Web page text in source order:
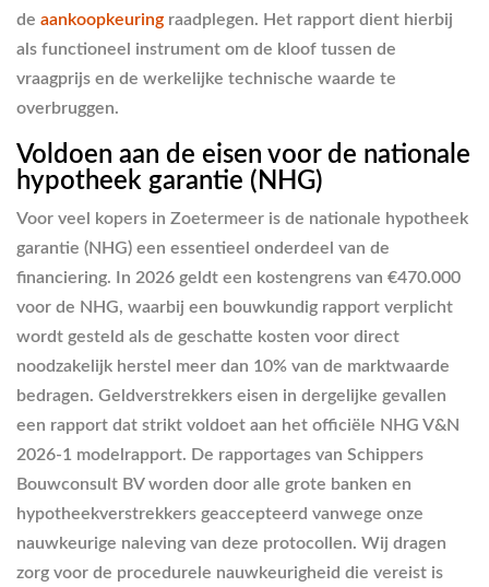
de aankoopkeuring raadplegen. Het rapport dient hierbij
als functioneel instrument om de kloof tussen de
vraagprijs en de werkelijke technische waarde te
overbruggen.
Voldoen aan de eisen voor de nationale
hypotheek garantie (NHG)
Voor veel kopers in Zoetermeer is de nationale hypotheek
garantie (NHG) een essentieel onderdeel van de
financiering. In 2026 geldt een kostengrens van €470.000
voor de NHG, waarbij een bouwkundig rapport verplicht
wordt gesteld als de geschatte kosten voor direct
noodzakelijk herstel meer dan 10% van de marktwaarde
bedragen. Geldverstrekkers eisen in dergelijke gevallen
een rapport dat strikt voldoet aan het officiële NHG V&N
2026-1 modelrapport. De rapportages van Schippers
Bouwconsult BV worden door alle grote banken en
hypotheekverstrekkers geaccepteerd vanwege onze
nauwkeurige naleving van deze protocollen. Wij dragen
zorg voor de procedurele nauwkeurigheid die vereist is